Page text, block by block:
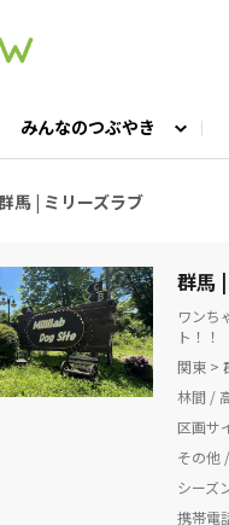
みんなのつぶやき
う会 キャンプ飯
馬 | ミリーズラブ
群馬
ワンち
ト！！
関東 >
林間 /
区画サ
その他
シーズ
携帯電